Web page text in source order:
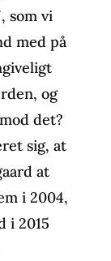
som vi
med på
og
det?
sig, at
at
i 2004,
i 2015